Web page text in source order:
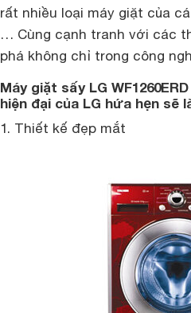
rất nhiều loại máy giặt của
… Cùng cạnh tranh với các
phá không chỉ trong công
Máy giặt sấy LG
hiện đại của LG hứa hẹn sẽ
1. Thiết kế đẹp mắt